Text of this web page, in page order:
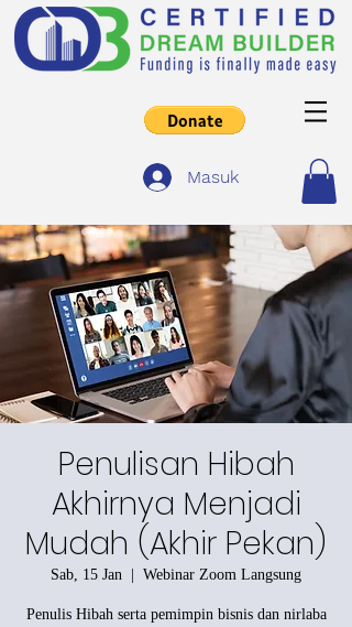
Masuk
Penulisan Hibah
Akhirnya Menjadi
Mudah (Akhir Pekan)
Sab, 15 Jan
  |
Webinar Zoom Langsung
Penulis Hibah serta pemimpin bisnis dan nirlaba